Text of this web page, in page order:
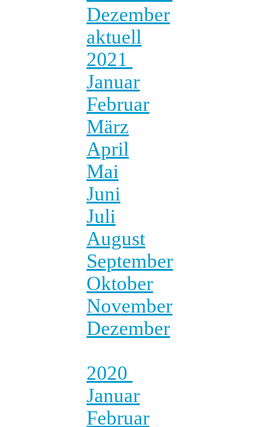
Dezember
aktuell
2021
Januar
Februar
März
April
Mai
Juni
Juli
August
September
Oktober
November
Dezember
2020
Januar
Februar